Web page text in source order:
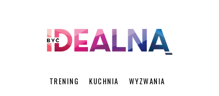
TRENING KUCHNIA
WYZWANIA